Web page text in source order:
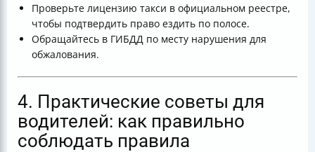
Проверьте лицензию такси в официальном реестре,
чтобы подтвердить право ездить по полосе.
Обращайтесь в ГИБДД по месту нарушения для
обжалования.
4. Практические советы для
водителей: как правильно
соблюдать правила